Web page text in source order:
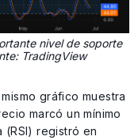
nivel de soporte
TradingView
gráfico muestra
marcó un mínimo
(RSI) registró en